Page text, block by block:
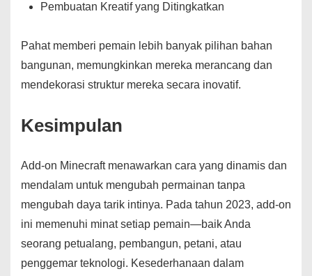
Pembuatan Kreatif yang Ditingkatkan
Pahat memberi pemain lebih banyak pilihan bahan
bangunan, memungkinkan mereka merancang dan
mendekorasi struktur mereka secara inovatif.
Kesimpulan
Add-on Minecraft menawarkan cara yang dinamis dan
mendalam untuk mengubah permainan tanpa
mengubah daya tarik intinya. Pada tahun 2023, add-on
ini memenuhi minat setiap pemain—baik Anda
seorang petualang, pembangun, petani, atau
penggemar teknologi. Kesederhanaan dalam